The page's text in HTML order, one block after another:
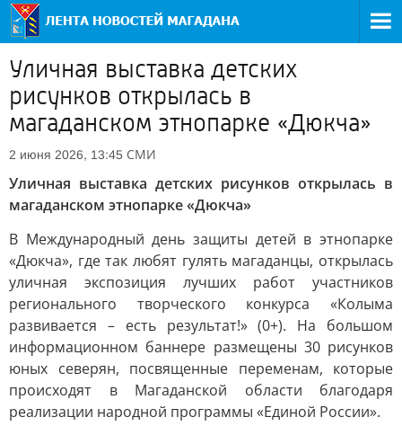
Уличная выставка детских
рисунков открылась в
магаданском этнопарке «Дюкча»
2 июня 2026, 13:45 СМИ
Уличная выставка детских рисунков открылась в
магаданском этнопарке «Дюкча»
В Международный день защиты детей в этнопарке
«Дюкча», где так любят гулять магаданцы, открылась
уличная экспозиция лучших работ участников
регионального творческого конкурса «Колыма
развивается – есть результат!» (0+). На большом
информационном баннере размещены 30 рисунков
юных северян, посвященные переменам, которые
происходят в Магаданской области благодаря
реализации народной программы «Единой России».